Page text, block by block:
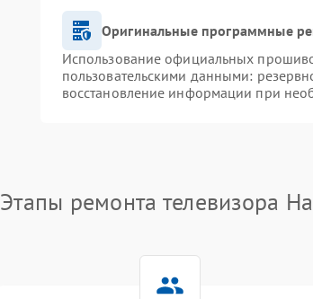
Оригинальные программные
Использование официальных
пользовательскими данными:
восстановление информации при
Этапы ремонта телевизора